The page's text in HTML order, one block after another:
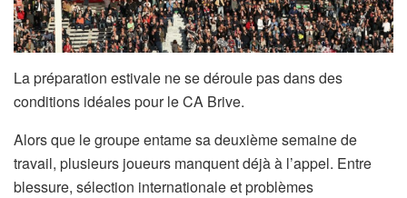
La préparation estivale ne se déroule pas dans des
conditions idéales pour le CA Brive.
Alors que le groupe entame sa deuxième semaine de
travail, plusieurs joueurs manquent déjà à l’appel. Entre
blessure, sélection internationale et problèmes